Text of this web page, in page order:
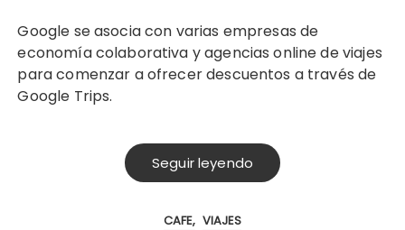
Google se asocia con varias empresas de
economía colaborativa y agencias online de viajes
para comenzar a ofrecer descuentos a través de
Google Trips.
Seguir leyendo
CAFE VIAJES